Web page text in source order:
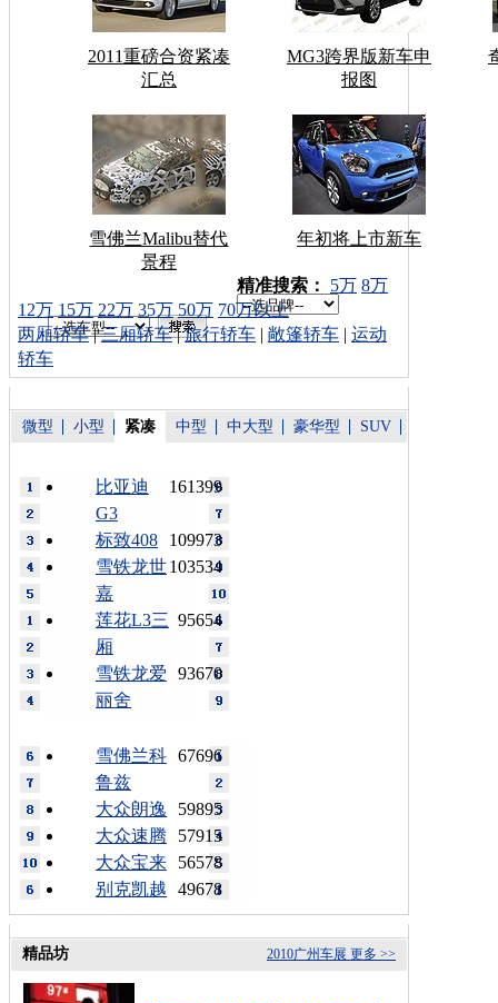
2011重磅合资紧凑
汇总
MG3跨界版新车申
报图
雪佛兰Malibu替代
景程
年初将上市新车
车型搜索：
精准搜索： 5万 8万
12万 15万 22万 35万 50万 70万以上
两厢轿车|三厢轿车|旅行轿车 | 敞篷轿车 | 运动
轿车
微型 小型 紧凑 中型 中大型 豪华型 SUV
161399
比亚迪
G3
109973
标致408
103534
雪铁龙世
嘉
95654
莲花L3三
厢
93670
雪铁龙爱
丽舍
67696
雪佛兰科
鲁兹
59895
大众朗逸
57915
大众速腾
56578
大众宝来
49678
别克凯越
更多 >>
2010广州车展
精品坊